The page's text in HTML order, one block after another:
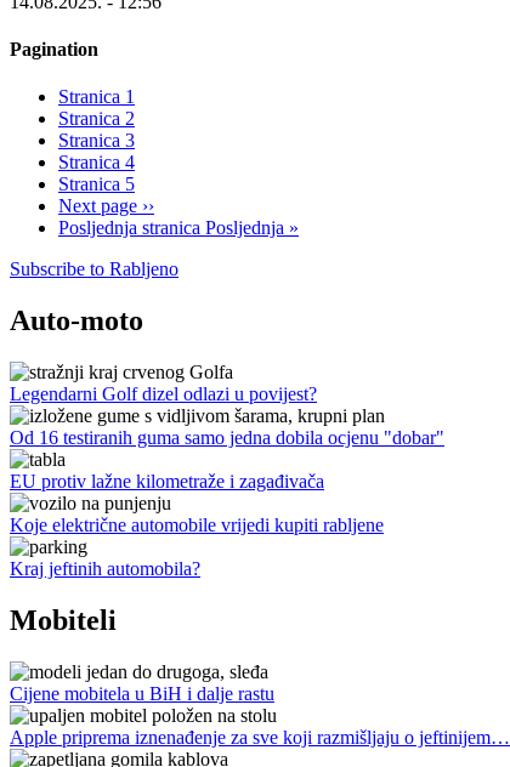
Pagination
Stranica 1
Stranica 2
Stranica 3
Stranica 4
Stranica 5
Next page ››
Posljednja stranica Posljednja »
Subscribe to Rabljeno
Auto-moto
Legendarni Golf dizel odlazi u povijest?
Od 16 testiranih guma samo jedna dobila ocjenu "dobar"
EU protiv lažne kilometraže i zagađivača
Koje električne automobile vrijedi kupiti rabljene
Kraj jeftinih automobila?
Mobiteli
Cijene mobitela u BiH i dalje rastu
Apple priprema iznenađenje za sve koji razmišljaju o jeftinijem…